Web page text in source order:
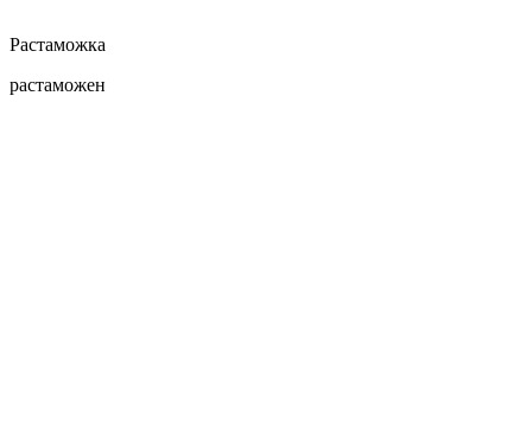
Растаможка
растаможен